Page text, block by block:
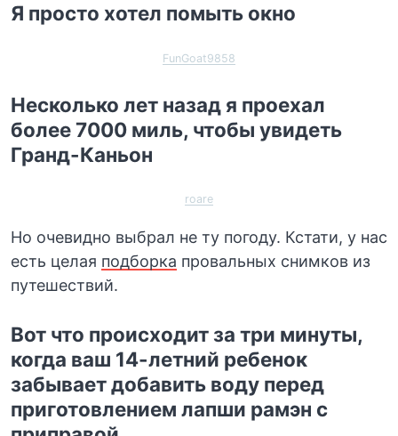
Я просто хотел помыть окно
FunGoat9858
Несколько лет назад я проехал
более 7000 миль, чтобы увидеть
Гранд-Каньон
roare
Но очевидно выбрал не ту погоду. Кстати, у нас
есть целая подборка провальных снимков из
путешествий.
Вот что происходит за три минуты,
когда ваш 14-летний ребенок
забывает добавить воду перед
приготовлением лапши рамэн с